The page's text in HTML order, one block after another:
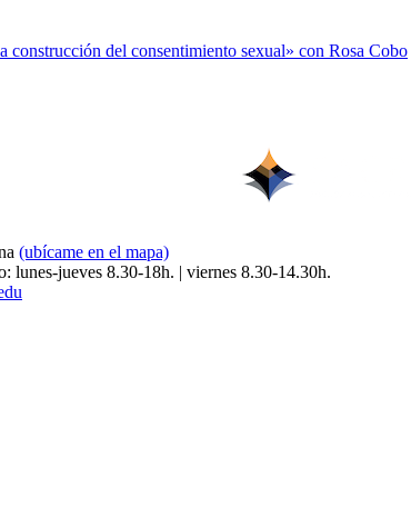
construcción del consentimiento sexual» con Rosa Cobo
(ubícame en el mapa)
lunes-jueves 8.30-18h. | viernes 8.30-14.30h.